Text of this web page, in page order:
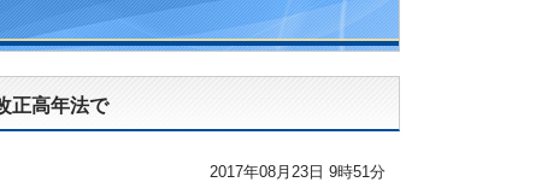
正高年法で
2017年08月23日 9時51分